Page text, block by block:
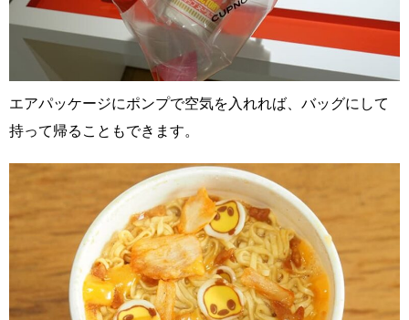
エアパッケージにポンプで空気を入れれば、バッグにして
持って帰ることもできます。